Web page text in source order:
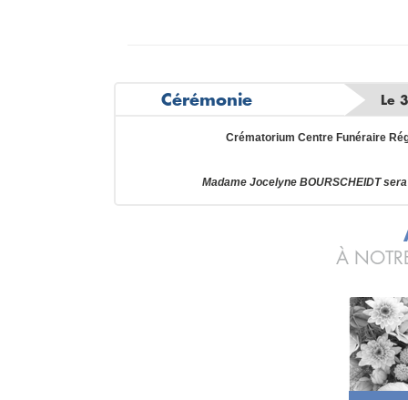
Cérémonie Le
Crématorium Centre Funéraire
Madame Jocelyne BOURSCHEIDT
À